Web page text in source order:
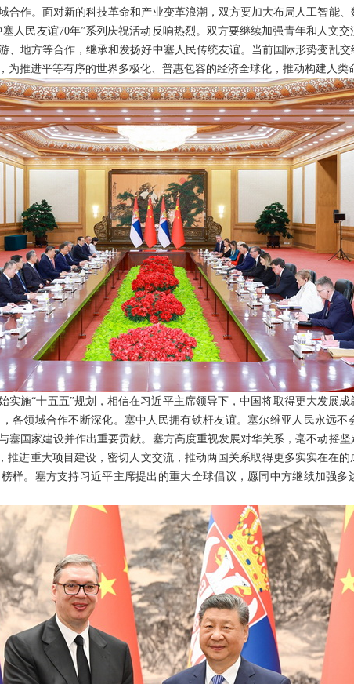
合作。面对新的科技革命和产业变革浪潮，双方要加大布局人工智能
人民友谊70年”系列庆祝活动反响热烈。双方要继续加强青年和人文交
、地方等合作，继承和发扬好中塞人民传统友谊。当前国际形势变乱
推进平等有序的世界多极化、普惠包容的经济全球化，推动构建人类
实施“十五五”规划，相信在习近平主席领导下，中国将取得更大发展
各领域合作不断深化。塞中人民拥有铁杆友谊。塞尔维亚人民永远不
塞国家建设并作出重要贡献。塞方高度重视发展对华关系，毫不动摇
推进重大项目建设，密切人文交流，推动两国关系取得更多实实在在
样。塞方支持习近平主席提出的重大全球倡议，愿同中方继续加强多